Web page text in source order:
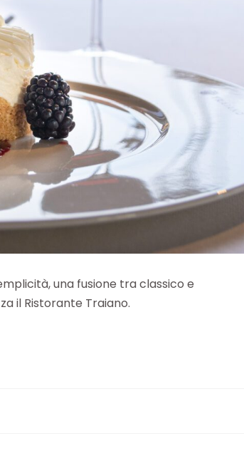
una fusione tra classico e
il Ristorante Traiano.